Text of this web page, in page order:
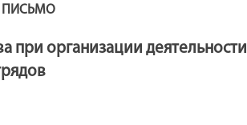
при организации деятельности